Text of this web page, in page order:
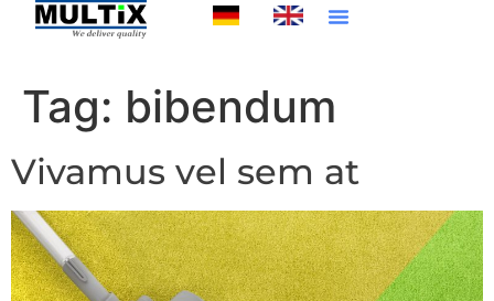
Tag: bibendum
Vivamus vel sem at